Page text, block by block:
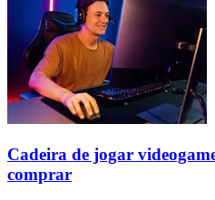
Cadeira de jogar
comprar